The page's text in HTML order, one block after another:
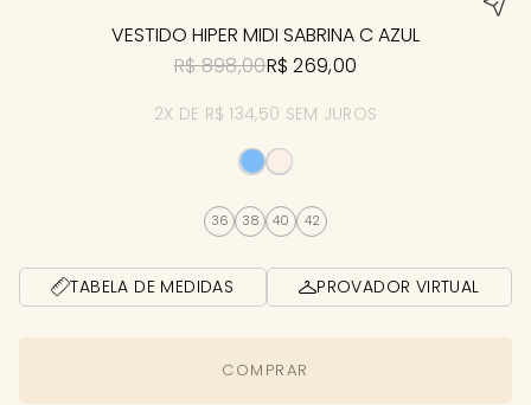
VESTIDO HIPER MIDI SABRINA C AZUL
R$ 898,00R$ 269,00
2X DE R$ 134,50 SEM JUROS
36 38 40 42
TABELA DE MEDIDAS PROVADOR VIRTUAL
COMPRAR